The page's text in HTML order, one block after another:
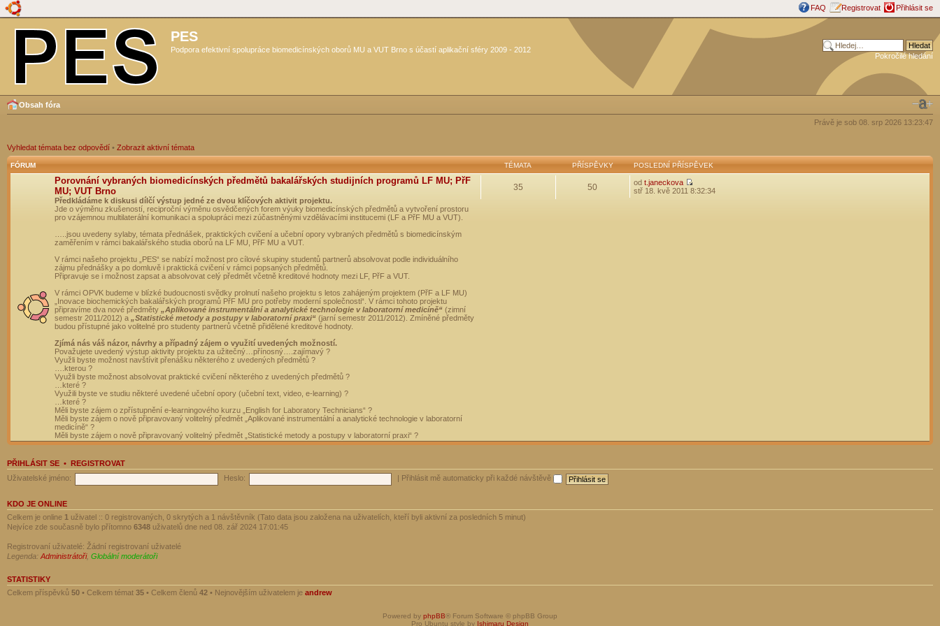
FAQ Registrovat Přihlásit se
PES
Podpora efektivní spolupráce biomedicínských oborů MU a VUT Brno s účastí aplikační sféry 2009 - 2012
Pokročilé hledání
Obsah fóra
Právě je sob 08. srp 2026 13:23:47
Vyhledat témata bez odpovědí • Zobrazit aktivní témata
FÓRUM TÉMATA PŘÍSPĚVKY POSLEDNÍ PŘÍSPĚVEK
Porovnání vybraných biomedicínských předmětů bakalářských studijních programů LF MU; PřF
MU; VUT Brno
Předkládáme k diskusi dílčí výstup jedné ze dvou klíčových aktivit projektu.
Jde o výměnu zkušeností, reciproční výměnu osvědčených forem výuky biomedicínských předmětů a vytvoření prostoru
pro vzájemnou multilaterální komunikaci a spolupráci mezi zúčastněnými vzdělávacími institucemi (LF a PřF MU a VUT).
…..jsou uvedeny sylaby, témata přednášek, praktických cvičení a učební opory vybraných předmětů s biomedicínským
zaměřením v rámci bakalářského studia oborů na LF MU, PřF MU a VUT.
V rámci našeho projektu „PES“ se nabízí možnost pro cílové skupiny studentů partnerů absolvovat podle individuálního
zájmu přednášky a po domluvě i praktická cvičení v rámci popsaných předmětů.
Připravuje se i možnost zapsat a absolvovat celý předmět včetně kreditové hodnoty mezi LF, PřF a VUT.
V rámci OPVK budeme v blízké budoucnosti svědky prolnutí našeho projektu s letos zahájeným projektem (PřF a LF MU)
„Inovace biochemických bakalářských programů PřF MU pro potřeby moderní společnosti“. V rámci tohoto projektu
připravíme dva nové předměty „Aplikované instrumentální a analytické technologie v laboratorní medicíně“ (zimní
semestr 2011/2012) a „Statistické metody a postupy v laboratorní praxi“ (jarní semestr 2011/2012). Zmíněné předměty
budou přístupné jako volitelné pro studenty partnerů včetně přidělené kreditové hodnoty.
Zjímá nás váš názor, návrhy a případný zájem o využití uvedených možností.
Považujete uvedený výstup aktivity projektu za užitečný…přínosný….zajímavý ?
Využli byste možnost navštívit přenášku některého z uvedených předmětů ?
….kterou ?
Využli byste možnost absolvovat praktické cvičení některého z uvedených předmětů ?
…které ?
Využili byste ve studiu některé uvedené učební opory (učební text, video, e-learning) ?
…které ?
Měli byste zájem o zpřístupnění e-learningového kurzu „English for Laboratory Technicians“ ?
Měli byste zájem o nově připravovaný volitelný předmět „Aplikované instrumentální a analytické technologie v laboratorní
medicíně“ ?
Měli byste zájem o nově připravovaný volitelný předmět „Statistické metody a postupy v laboratorní praxi“ ?
35 50 od t.janeckova
stř 18. kvě 2011 8:32:34
PŘIHLÁSIT SE • REGISTROVAT
Uživatelské jméno:
Heslo: Přihlásit mě automaticky při každé návštěvě
KDO JE ONLINE
Celkem je online 1 uživatel :: 0 registrovaných, 0 skrytých a 1 návštěvník (Tato data jsou založena na uživatelích, kteří byli aktivní za posledních 5 minut)
Nejvíce zde současně bylo přítomno 6348 uživatelů dne ned 08. zář 2024 17:01:45
Registrovaní uživatelé: Žádní registrovaní uživatelé
Legenda: Administrátoři, Globální moderátoři
STATISTIKY
Celkem příspěvků 50 • Celkem témat 35 • Celkem členů 42 • Nejnovějším uživatelem je andrew
Powered by phpBB® Forum Software © phpBB Group
Pro Ubuntu style by Ishimaru Design